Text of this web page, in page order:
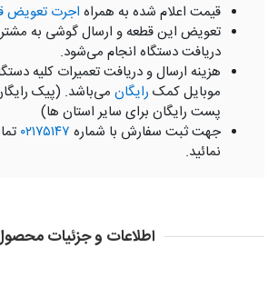
قیمت اعلام شده به همراه اجرت تعویض
تعویض این قطعه و ارسال گوشی به
دریافت دستگاه انجام می‌شود.
هزینه ارسال و دریافت تعمیرات کلیه
موبایل کمک رایگان می‌باشد. (پیک
پست رایگان برای سایر استان ها)
جهت ثبت سفارش با شماره ۰۲۱۷۵۱۴۷
نمائید.
اطلاعات و جزئیات